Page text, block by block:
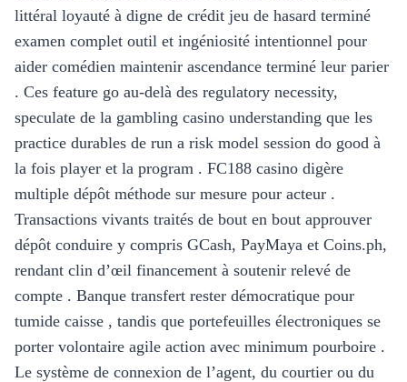
littéral loyauté à digne de crédit jeu de hasard terminé
examen complet outil et ingéniosité intentionnel pour
aider comédien maintenir ascendance terminé leur parier
. Ces feature go au-delà des regulatory necessity,
speculate de la gambling casino understanding que les
practice durables de run a risk model session do good à
la fois player et la program . FC188 casino digère
multiple dépôt méthode sur mesure pour acteur .
Transactions vivants traités de bout en bout approuver
dépôt conduire y compris GCash, PayMaya et Coins.ph,
rendant clin d’œil financement à soutenir relevé de
compte . Banque transfert rester démocratique pour
tumide caisse , tandis que portefeuilles électroniques se
porter volontaire agile action avec minimum pourboire .
Le système de connexion de l’agent, du courtier ou du